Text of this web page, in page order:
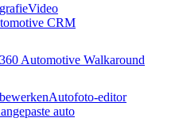
Video
CRM
360 Automotive Walkaround
Autofoto-editor
auto